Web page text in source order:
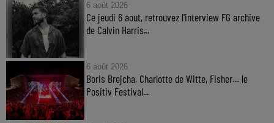
6 août 2026
Ce jeudi 6 aout, retrouvez l'interview FG archive
de Calvin Harris...
6 août 2026
Boris Brejcha, Charlotte de Witte, Fisher… le
Positiv Festival...